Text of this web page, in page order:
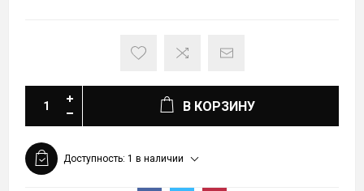
В КОРЗИНУ
Доступность: 1 в наличии